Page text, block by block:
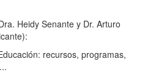
Heidy Senante y Dr. Arturo
recursos, programas,